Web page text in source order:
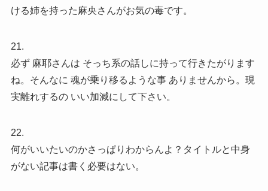
ける姉を持った麻央さんがお気の毒です。
21.
必ず 麻耶さんは そっち系の話しに持って行きたがります
ね。そんなに 魂が乗り移るような事 ありませんから。現
実離れするの いい加減にして下さい。
22.
何がいいたいのかさっぱりわからんよ？タイトルと中身
がない記事は書く必要はない。